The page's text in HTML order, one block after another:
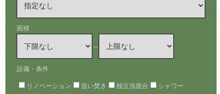
面積
～
設備・条件
リノベーション 追い焚き 独立洗面台 シャワー